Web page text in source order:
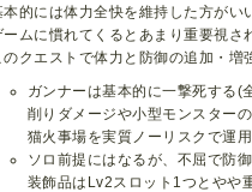
本的には体力全快を維持した方がい
ームに慣れてくるとあまり重要視さ
のクエストで体力と防御の追加・増
ガンナーは基本的に一撃死する(
削りダメージや小型モンスター
猫火事場を実質ノーリスクで運
ソロ前提にはなるが、不屈で防
装飾品はLv2スロット1つとやや